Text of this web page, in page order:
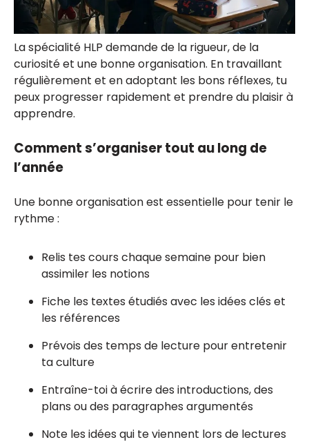
La spécialité HLP demande de la rigueur, de la
curiosité et une bonne organisation. En travaillant
régulièrement et en adoptant les bons réflexes, tu
peux progresser rapidement et prendre du plaisir à
apprendre.
Comment s’organiser tout au long de
l’année
Une bonne organisation est essentielle pour tenir le
rythme :
Relis tes cours chaque semaine pour bien
assimiler les notions
Fiche les textes étudiés avec les idées clés et
les références
Prévois des temps de lecture pour entretenir
ta culture
Entraîne-toi à écrire des introductions, des
plans ou des paragraphes argumentés
Note les idées qui te viennent lors de lectures